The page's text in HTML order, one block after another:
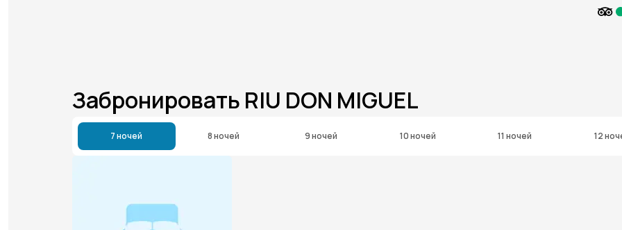
Забронировать RIU DON MIGUEL
7 ночей 8 ночей 9 ночей 10 ночей 11 ночей 12